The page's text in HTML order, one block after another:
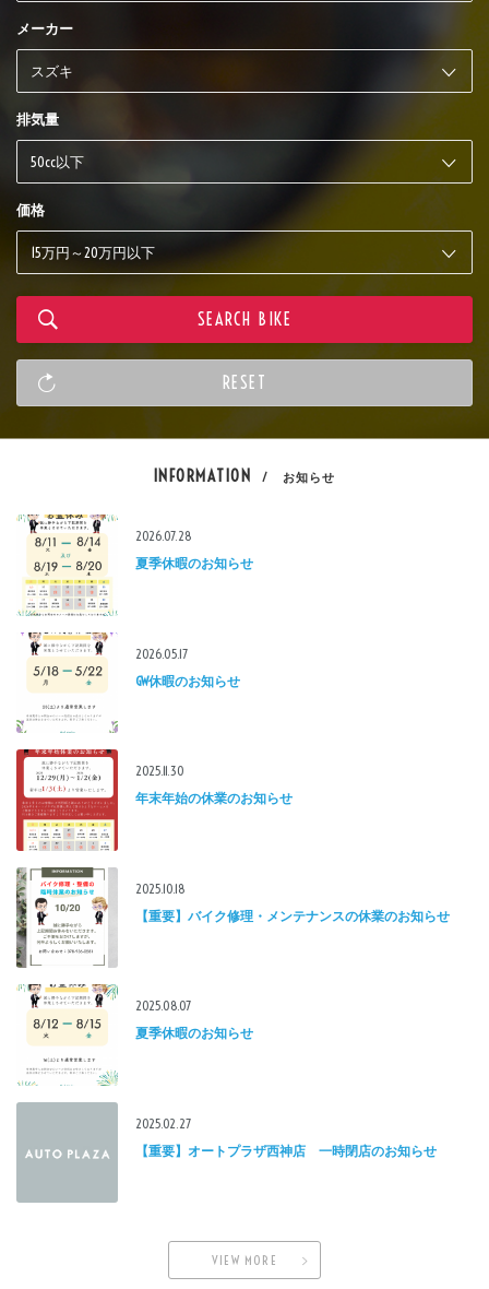
メーカー
排気量
価格
INFORMATION / お知らせ
2026.07.28
夏季休暇のお知らせ
2026.05.17
GW休暇のお知らせ
2025.11.30
年末年始の休業のお知らせ
2025.10.18
【重要】バイク修理・メンテナンスの休業のお知らせ
2025.08.07
夏季休暇のお知らせ
2025.02.27
【重要】オートプラザ西神店 一時閉店のお知らせ
VIEW MORE